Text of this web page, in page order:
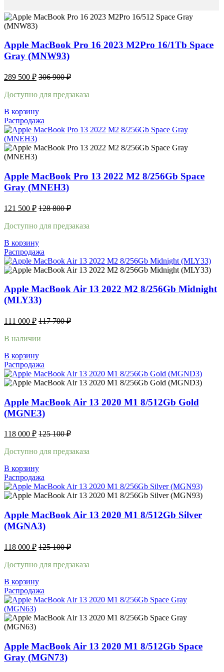
Apple MacBook Pro 16 2023 M2Pro 16/1Tb Space
Gray (MNW93)
289 500 ₽ 306 900₽
Доступно для предзаказа
В корзину
Распродажа
Apple MacBook Pro 13 2022 M2 8/256Gb Space
Gray (MNEH3)
121 500 ₽ 128 800₽
Доступно для предзаказа
В корзину
Распродажа
Apple MacBook Air 13 2022 M2 8/256Gb Midnight
(MLY33)
111 000 ₽ 117 700₽
В наличии
В корзину
Распродажа
Apple MacBook Air 13 2020 M1 8/512Gb Gold
(MGNE3)
118 000 ₽ 125 100₽
Доступно для предзаказа
В корзину
Распродажа
Apple MacBook Air 13 2020 M1 8/512Gb Silver
(MGNA3)
118 000 ₽ 125 100₽
Доступно для предзаказа
В корзину
Распродажа
Apple MacBook Air 13 2020 M1 8/512Gb Space
Gray (MGN73)